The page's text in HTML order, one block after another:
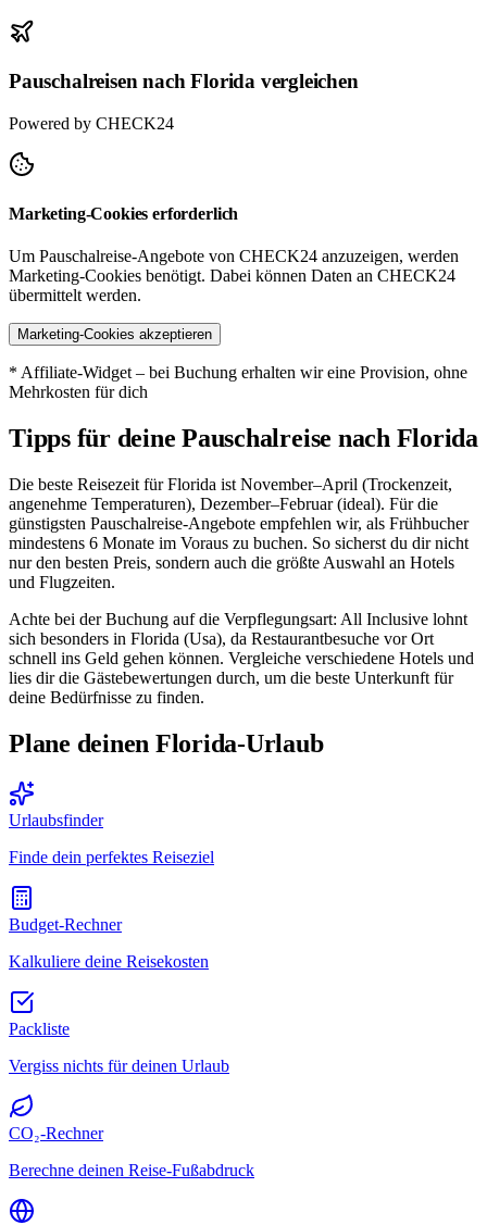
Pauschalreisen nach Florida vergleichen
Powered by CHECK24
Marketing-Cookies erforderlich
Um Pauschalreise-Angebote von CHECK24 anzuzeigen, werden
Marketing-Cookies benötigt. Dabei können Daten an CHECK24
übermittelt werden.
Marketing-Cookies akzeptieren
* Affiliate-Widget – bei Buchung erhalten wir eine Provision, ohne
Mehrkosten für dich
Tipps für deine Pauschalreise nach Florida
Die beste Reisezeit für Florida ist November–April (Trockenzeit,
angenehme Temperaturen), Dezember–Februar (ideal). Für die
günstigsten Pauschalreise-Angebote empfehlen wir, als Frühbucher
mindestens 6 Monate im Voraus zu buchen. So sicherst du dir nicht
nur den besten Preis, sondern auch die größte Auswahl an Hotels
und Flugzeiten.
Achte bei der Buchung auf die Verpflegungsart: All Inclusive lohnt
sich besonders in Florida (Usa), da Restaurantbesuche vor Ort
schnell ins Geld gehen können. Vergleiche verschiedene Hotels und
lies dir die Gästebewertungen durch, um die beste Unterkunft für
deine Bedürfnisse zu finden.
Plane deinen Florida-Urlaub
Urlaubsfinder
Finde dein perfektes Reiseziel
Budget-Rechner
Kalkuliere deine Reisekosten
Packliste
Vergiss nichts für deinen Urlaub
CO₂-Rechner
Berechne deinen Reise-Fußabdruck